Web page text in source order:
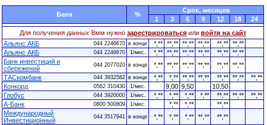
Банк %
Cрок, месяцев
1
3 6 9 12 18
24
Для получения данных Вмм нужно зарестрироваться или войти на сайт
Альянс АКБ
044 2246670 в конце *,** **,** **,** **,** **,** **,**
Альянс АКБ
044 2246670 1/мес. *,** **,** **,** **,** **,** **,**
Банк инвестиций и
сбережений
044 2077020 в конце *,** **,** **,** **,** **,** **,**
ТАСкомбанк
044 3932582 в конце *,** *,** **,** **,** **,** **,**
**,**
Конкорд
0562 310430 1/мес. 9,00 9,50
10,50
Глобус
044 3920000 1/мес. *,** *,** *,** *,** **,** **,**
**,**
А-Банк
0800 500809 1/мес. *,** *,**
**,**
Международный
Инвестиционный
044 3517941 в конце *,** *,** *,** **,**
**,**